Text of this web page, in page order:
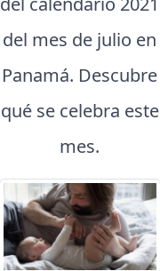
del mes de julio en
Panamá. Descubre
qué se celebra este
mes.